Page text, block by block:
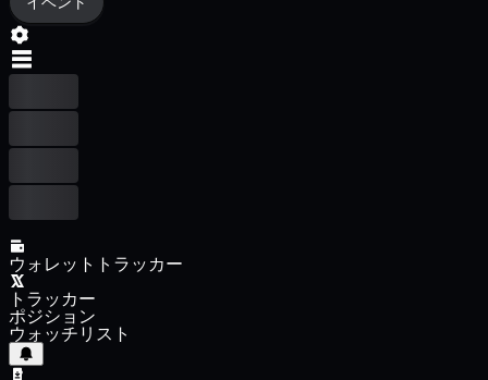
ウォレットトラッカー
トラッカー
ポジション
ウォッチリスト